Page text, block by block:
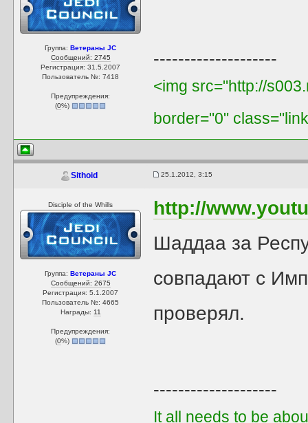
Группа:Ветераны JC
Сообщений: 2745
Регистрация: 31.5.2007
Пользователь №: 7418
Предупреждения:
(0%)
--------------------
<img src="http://
border="0"
Sithoid 25.1.2012, 3:15
Disciple of the Whills
Группа:Ветераны JC
Сообщений: 2675
Регистрация: 5.1.2007
Пользователь №: 4665
Награды: 11
Предупреждения:
(0%)
http://
Шаддаа за
совпадают с
проверял.
--------------------
It all needs to be